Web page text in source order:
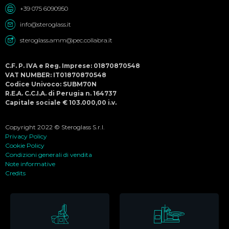
+39 075 6090950
info@steroglass.it
steroglass.amm@pec.collabra.it
C.F. P. IVA e Reg. Imprese: 01870870548
VAT NUMBER: IT01870870548
Codice Univoco: SUBM70N
R.E.A. C.C.I.A. di Perugia n. 164737
Capitale sociale € 103.000,00 i.v.
Copyright 2022 © Steroglass S.r.l.
Privacy Policy
Cookie Policy
Condizioni generali di vendita
Note informative
Credits